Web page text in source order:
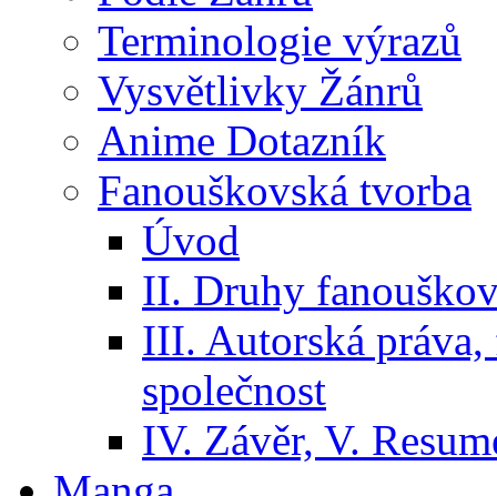
Terminologie výrazů
Vysvětlivky Žánrů
Anime Dotazník
Fanouškovská tvorba
Úvod
II. Druhy
III. Autorská práva,
společnost
IV. Závěr, V.